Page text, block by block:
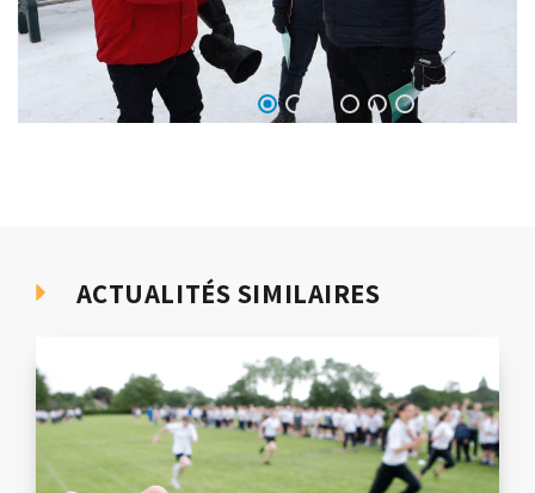
ACTUALITÉS SIMILAIRES